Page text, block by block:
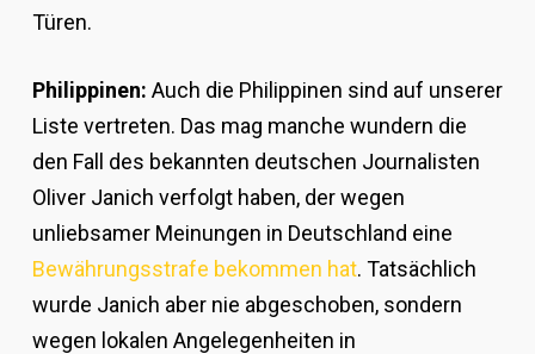
Türen.
Philippinen: Auch die Philippinen sind auf unserer
Liste vertreten. Das mag manche wundern die
den Fall des bekannten deutschen Journalisten
Oliver Janich verfolgt haben, der wegen
unliebsamer Meinungen in Deutschland eine
Bewährungsstrafe bekommen hat. Tatsächlich
wurde Janich aber nie abgeschoben, sondern
wegen lokalen Angelegenheiten in